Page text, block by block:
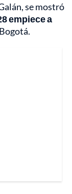
se mostró
empiece a